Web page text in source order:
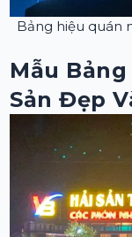
Bảng hiệu quán
Mẫu
Sản Đẹp